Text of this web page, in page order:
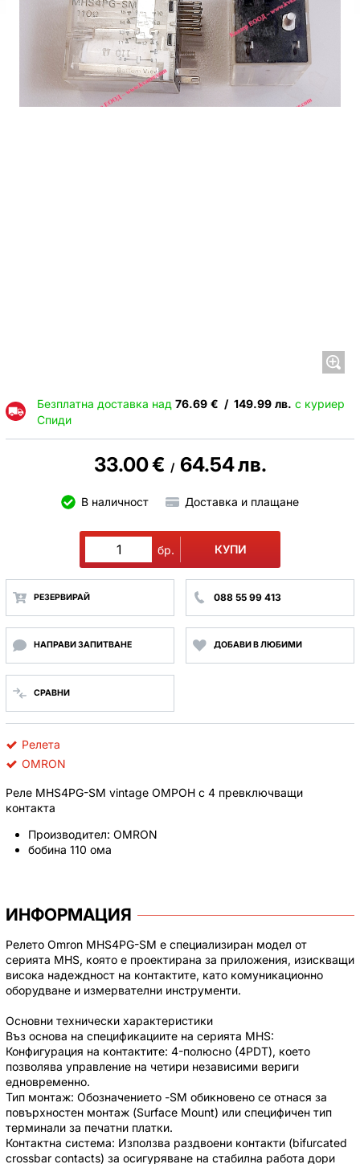
Безплатна доставка над 76.69 € / 149.99 лв. с куриер
Спиди
33.00€ / 64.54лв.
В наличност Доставка и плащане
бр. КУПИ
РЕЗЕРВИРАЙ 088 55 99 413
НАПРАВИ ЗАПИТВАНЕ ДОБАВИ В ЛЮБИМИ
СРАВНИ
Релета
OMRON
Реле MHS4PG-SM vintage ОМРОН с 4 превключващи
контакта
Производител: OMRON
бобина 110 ома
ИНФОРМАЦИЯ
Релето Omron MHS4PG-SM е специализиран модел от
серията MHS, която е проектирана за приложения, изискващи
висока надеждност на контактите, като комуникационно
оборудване и измервателни инструменти.
Основни технически характеристики
Въз основа на спецификациите на серията MHS:
Конфигурация на контактите: 4-полюсно (4PDT), което
позволява управление на четири независими вериги
едновременно.
Тип монтаж: Обозначението -SM обикновено се отнася за
повърхностен монтаж (Surface Mount) или специфичен тип
терминали за печатни платки.
Контактна система: Използва раздвоени контакти (bifurcated
crossbar contacts) за осигуряване на стабилна работа дори